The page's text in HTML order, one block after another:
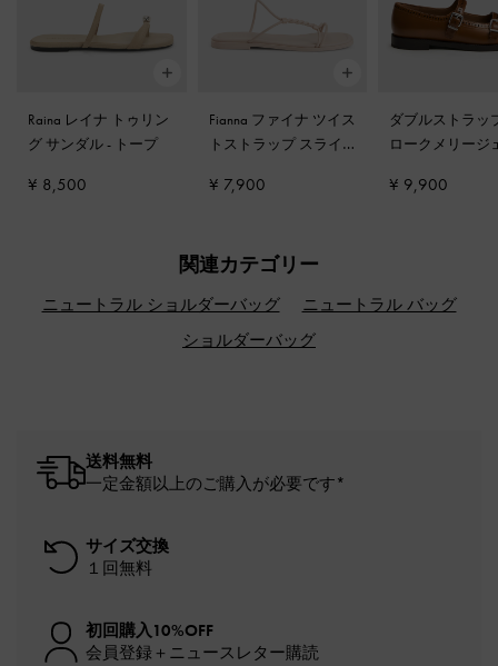
Raina レイナ トゥリン
グ サンダル- トープ
¥ 8,500
Fianna ファイナ ツイス
トストラップ スライ
¥ 7,900
ダブルストラッ
ロークメリージ
¥ 9,900
関連カテゴリー
ニュートラル ショルダーバッグ
ニュートラル バッグ
ショルダーバッグ
送料無料
一定金額以上のご購入が必要です*
サイズ交換
１回無料
初回購入10%OFF
会員登録＋ニュースレター購読